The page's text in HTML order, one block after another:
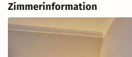
Zimmerinformation